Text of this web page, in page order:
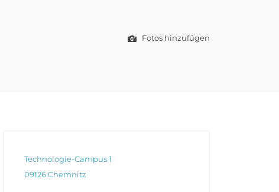
Fotos hinzufügen
Technologie-Campus 1
09126 Chemnitz